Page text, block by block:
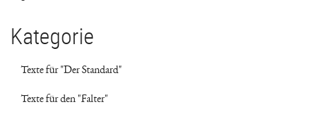
Kategorie
Texte für "Der Standard"
Texte für den "Falter"